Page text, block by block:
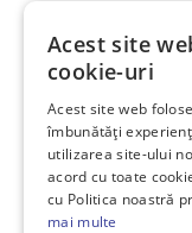
Cum vând la licitație?
Link-uri utile
Informații utile
Contact
Soluționarea Online a
Acest site
cookie-uri
Acest site web
îmbunătăți
utilizarea site-ului
acord cu toate
cu Politica noastră
mai multe